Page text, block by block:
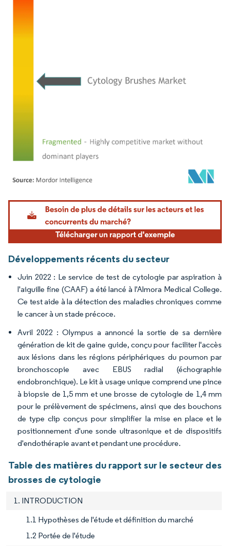
Image © Mordor Intelligence. La réutilisation nécessite une attribution sous CC BY
Développements récents du secteur
Juin 2022 : Le service de test de cytologie par aspiration à
l'aiguille fine (CAAF) a été lancé à l'Almora Medical College.
Ce test aide à la détection des maladies chroniques comme
le cancer à un stade précoce.
Avril 2022 : Olympus a annoncé la sortie de sa dernière
génération de kit de gaine guide, conçu pour faciliter l'accès
aux lésions dans les régions périphériques du poumon par
bronchoscopie avec EBUS radial (échographie
endobronchique). Le kit à usage unique comprend une pince
à biopsie de 1,5 mm et une brosse de cytologie de 1,4 mm
pour le prélèvement de spécimens, ainsi que des bouchons
de type clip conçus pour simplifier la mise en place et le
positionnement d'une sonde ultrasonique et de dispositifs
d'endothérapie avant et pendant une procédure.
Table des matières du rapport sur le secteur des
brosses de cytologie
1. INTRODUCTION
1.1 Hypothèses de l'étude et définition du marché
1.2 Portée de l'étude